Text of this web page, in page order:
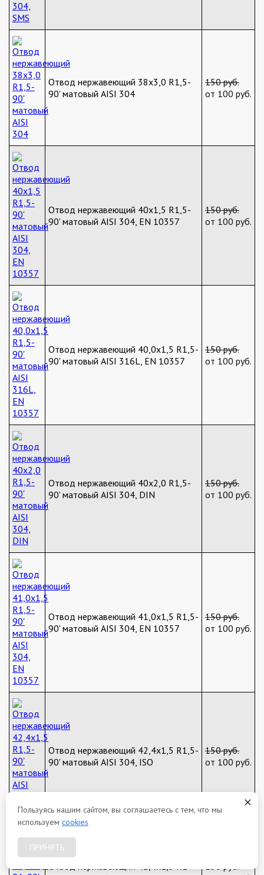
Отвод нержавеющий 38х3,0 R1,5-
90' матовый AISI 304
150 руб.
от 100 руб.
Отвод нержавеющий 40х1,5 R1,5-
90' матовый AISI 304, EN 10357
150 руб.
от 100 руб.
Отвод нержавеющий 40,0х1,5 R1,5-
90' матовый AISI 316L, EN 10357
150 руб.
от 100 руб.
Отвод нержавеющий 40х2,0 R1,5-
90' матовый AISI 304, DIN
150 руб.
от 100 руб.
Отвод нержавеющий 41,0х1,5 R1,5-
90' матовый AISI 304, EN 10357
150 руб.
от 100 руб.
Отвод нержавеющий 42,4х1,5 R1,5-
90' матовый AISI 304, ISO
150 руб.
от 100 руб.
Отвод нержавеющий 42,4х1,5 R1-
150 руб.
Пользуясь нашим сайтом, вы соглашаетесь с тем, что мы
используем cookies
ПРИНЯТЬ